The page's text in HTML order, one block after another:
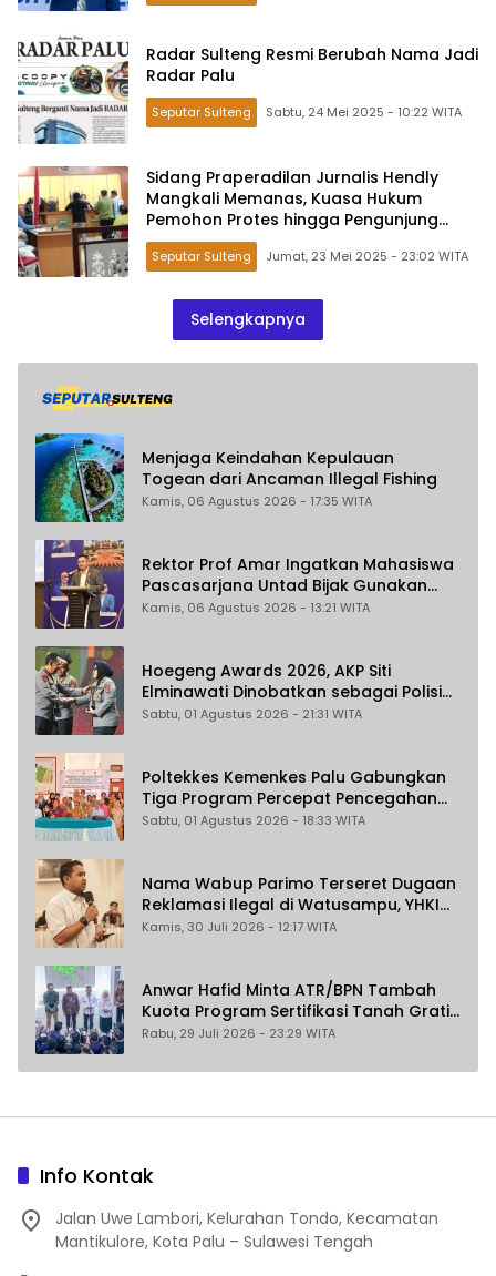
Radar Sulteng Resmi Berubah Nama Jadi
Radar Palu
Seputar Sulteng Sabtu, 24 Mei 2025 - 10:22 WITA
Sidang Praperadilan Jurnalis Hendly
Mangkali Memanas, Kuasa Hukum
Pemohon Protes hingga Pengunjung
Teriak
Seputar Sulteng Jumat, 23 Mei 2025 - 23:02 WITA
Selengkapnya
Menjaga Keindahan Kepulauan
Togean dari Ancaman Illegal Fishing
Kamis, 06 Agustus 2026 - 17:35 WITA
Rektor Prof Amar Ingatkan Mahasiswa
Pascasarjana Untad Bijak Gunakan
Akal Imitasi
Kamis, 06 Agustus 2026 - 13:21 WITA
Hoegeng Awards 2026, AKP Siti
Elminawati Dinobatkan sebagai Polisi
Pelindung Perempuan dan Anak
Sabtu, 01 Agustus 2026 - 21:31 WITA
Poltekkes Kemenkes Palu Gabungkan
Tiga Program Percepat Pencegahan
Stunting di Donggala
Sabtu, 01 Agustus 2026 - 18:33 WITA
Nama Wabup Parimo Terseret Dugaan
Reklamasi Ilegal di Watusampu, YHKI
Desak Polda Sulteng Tingkatkan
Kamis, 30 Juli 2026 - 12:17 WITA
Anwar Hafid Minta ATR/BPN Tambah
Kuota Program Sertifikasi Tanah Gratis
untuk Masyarakat Berpenghasilan
Rabu, 29 Juli 2026 - 23:29 WITA
Info Kontak
Jalan Uwe Lambori, Kelurahan Tondo, Kecamatan
Mantikulore, Kota Palu – Sulawesi Tengah